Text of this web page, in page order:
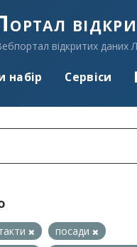
відкритих даних
набір Сервіси
посади